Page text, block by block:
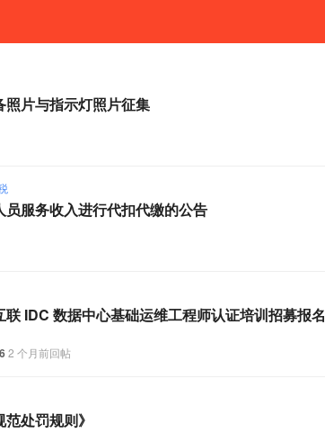
照片与指示灯照片征集
员服务收入进行代扣代缴的公告
联 IDC 数据中心基础运维工程师认证培训招募报名
2 个月前回帖
范处罚规则》